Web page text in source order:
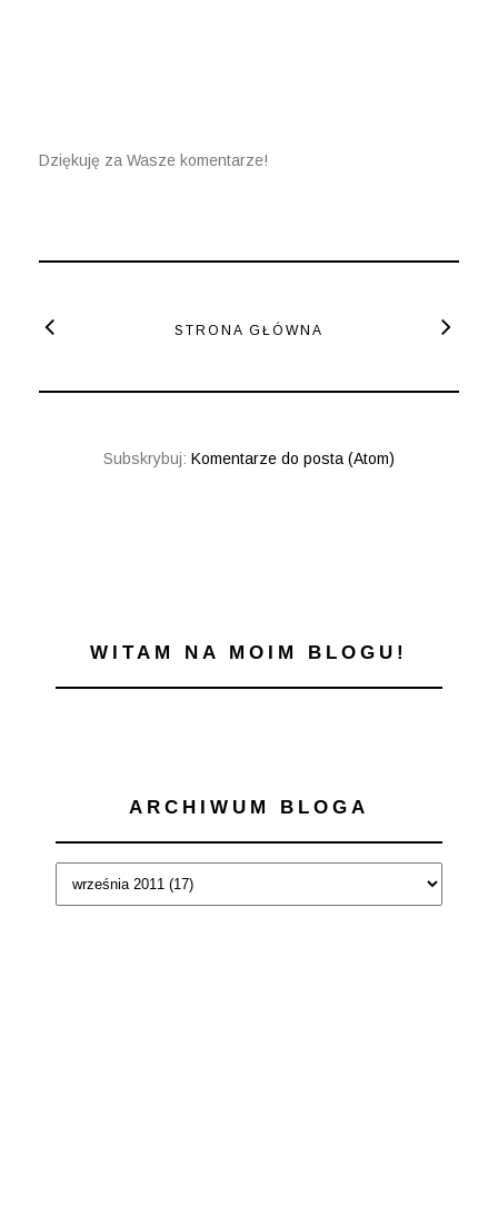
Dziękuję za Wasze komentarze!
STRONA GŁÓWNA
Subskrybuj: Komentarze do posta (Atom)
WITAM NA MOIM BLOGU!
ARCHIWUM BLOGA